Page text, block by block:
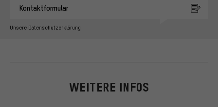
Kontaktformular
Unsere Datenschutzerklärung
WEITERE INFOS